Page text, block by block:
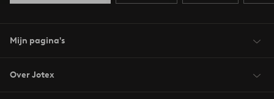
Mijn pagina's
Over Jotex